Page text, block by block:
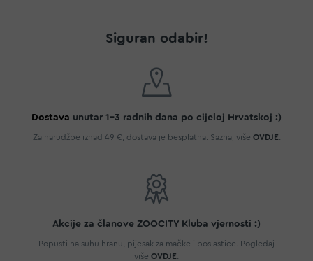
Siguran odabir!
Dostava unutar 1-3 radnih dana po cijeloj Hrvatskoj :)
Za narudžbe iznad 49 €, dostava je besplatna. Saznaj više OVDJE
Akcije za članove ZOOCITY Kluba vjernosti :)
Popusti na suhu hranu, pijesak za mačke i poslastice. Pogledaj
više OVDJE